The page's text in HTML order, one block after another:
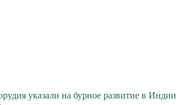
указали на бурное развитие в Индии